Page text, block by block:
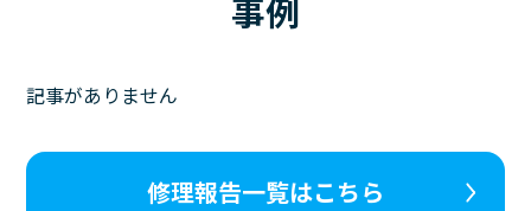
事例
記事がありません
修理報告一覧はこちら